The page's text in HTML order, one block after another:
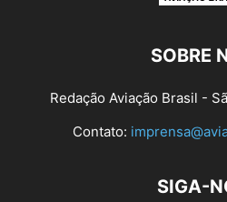
SOBRE
Redação Aviação Brasil -
Contato:
SIGA-